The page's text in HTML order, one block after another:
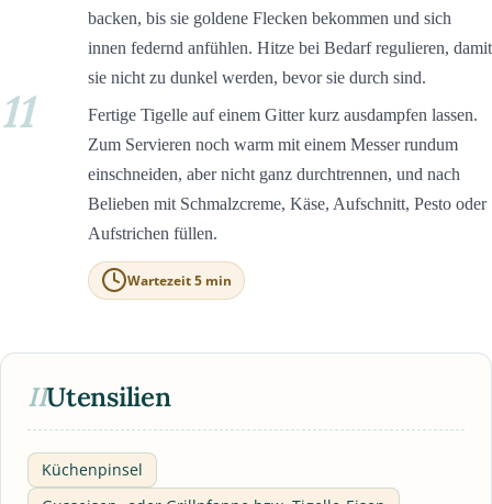
backen, bis sie goldene Flecken bekommen und sich
innen federnd anfühlen. Hitze bei Bedarf regulieren, damit
sie nicht zu dunkel werden, bevor sie durch sind.
11
Fertige Tigelle auf einem Gitter kurz ausdampfen lassen.
Zum Servieren noch warm mit einem Messer rundum
einschneiden, aber nicht ganz durchtrennen, und nach
Belieben mit Schmalzcreme, Käse, Aufschnitt, Pesto oder
Aufstrichen füllen.
Wartezeit 5 min
IIUtensilien
Küchenpinsel